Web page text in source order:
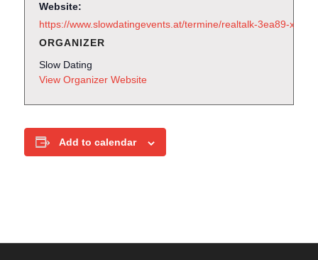
Website:
https://www.slowdatingevents.at/termine/realtalk-3ea89-
ORGANIZER
Slow Dating
View Organizer Website
Add to calendar